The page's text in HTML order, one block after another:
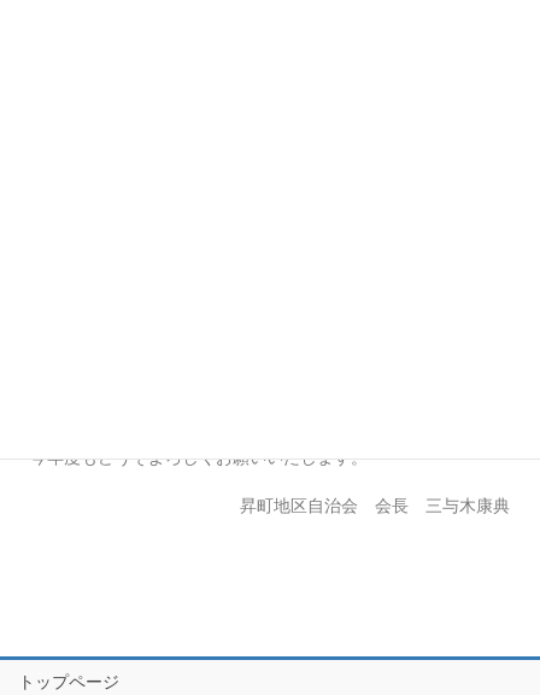
今年度もどうぞよろしくお願いいたします。
昇町地区自治会 会長 三与木康典
トップページ